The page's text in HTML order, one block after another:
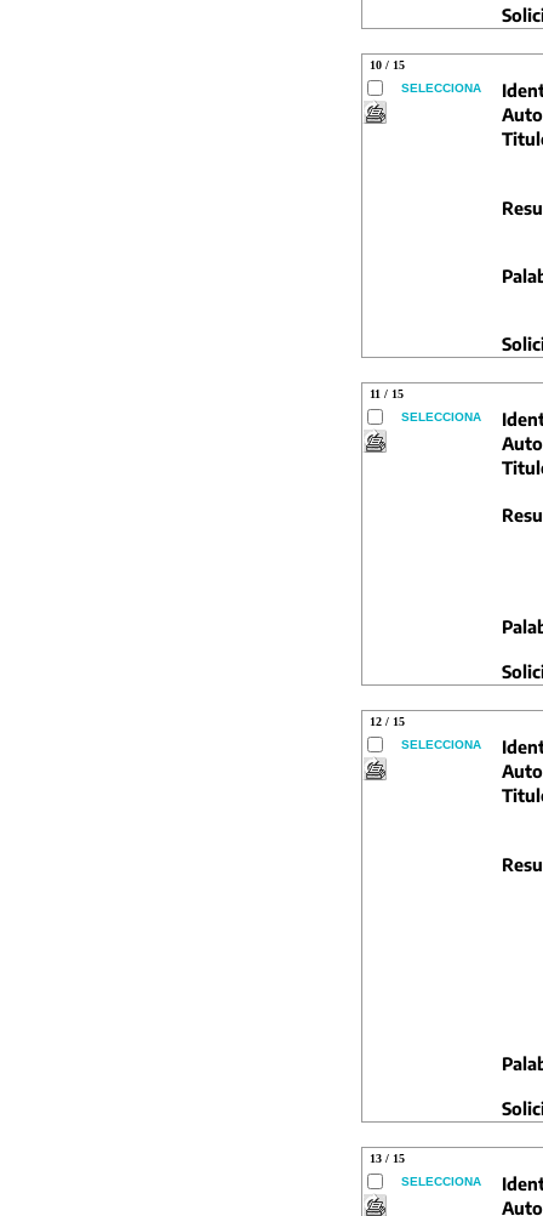
10 / 15
SELECCIONA
11 / 15
SELECCIONA
12 / 15
SELECCIONA
13 / 15
SELECCIONA